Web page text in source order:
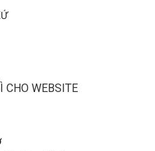
CHO WEBSITE